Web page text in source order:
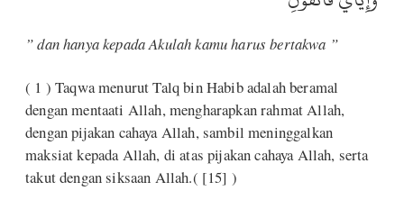
” dan hanya kepada Akulah kamu harus bertakwa ”
( 1 ) Taqwa menurut Talq bin Habib adalah beramal
dengan mentaati Allah, mengharapkan rahmat Allah,
dengan pijakan cahaya Allah, sambil meninggalkan
maksiat kepada Allah, di atas pijakan cahaya Allah, serta
takut dengan siksaan Allah.( [15] )